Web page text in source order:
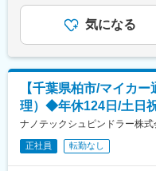
遺伝子を抽出するため
て、遺伝子研究の現場
■遺伝子解析の際には
必要不可欠です。当社
術「マグトレーション
■独自の技術、特許を
が可能。
■装置全体に関わるこ
す。
・主にFAXで届く受注
・納品書と請求書の作
・仕入れ伝票のシステ
・生産管理、購買管理
・その他、付随する業
※製品理解のために営
■業務の魅力
気になる
【千葉県柏市/マイカ
理）◆年休124日/土日
ナノテックシュピンドラー株式
正社員 転勤なし